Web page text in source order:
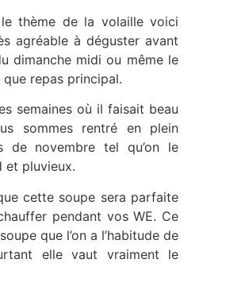
thème de la volaille voici
agréable à déguster avant
dimanche midi ou même le
repas principal.
semaines où il faisait beau
sommes rentré en plein
de novembre tel qu’on le
et pluvieux.
cette soupe sera parfaite
pendant vos WE. Ce
que l’on a l’habitude de
elle vaut vraiment le